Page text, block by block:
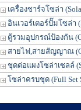
เครื่องชาร์จโซล่า
อินเวอร์เตอร์ปั๊มโซล่า
ตู้รวมอุปกรณ์ป้องกัน
สายไฟ,สายสัญญาณ
ชุดต่อแผงโซล่าเซลล์
โซล่าครบชุด (Full Set